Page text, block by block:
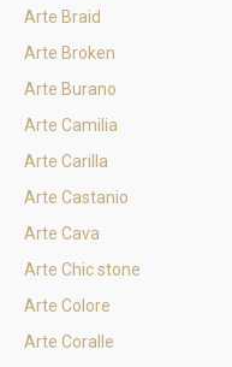
Arte Braid
Arte Broken
Arte Burano
Arte Camilia
Arte Carilla
Arte Castanio
Arte Cava
Arte Chic stone
Arte Colore
Arte Coralle